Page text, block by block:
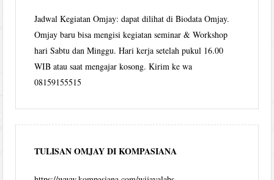
Jadwal Kegiatan Omjay: dapat dilihat di Biodata Omjay.
Omjay baru bisa mengisi kegiatan seminar & Workshop
hari Sabtu dan Minggu. Hari kerja setelah pukul 16.00
WIB atau saat mengajar kosong. Kirim ke wa
08159155515
TULISAN OMJAY DI KOMPASIANA